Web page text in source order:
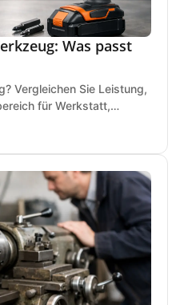
Was passt
Vergleichen Sie Leistung,
für Werkstatt,